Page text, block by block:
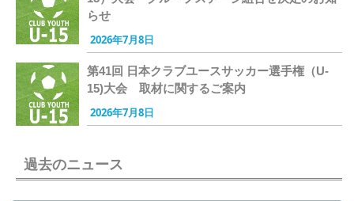
らせ
2026年7月8日
第41回 日本クラブユースサッカー選手権（U-
15)大会 取材に関するご案内
2026年7月8日
過去のニュース